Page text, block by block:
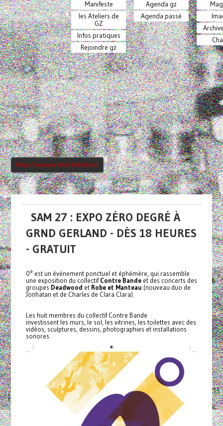
Manifeste
les Ateliers de
GZ
Infos pratiques
Rejoindre gz
Agenda gz
Agenda passé
Nous Soutenir Via HelloAsso
SAM 27 : EXPO ZÉRO DEGRÉ À
GRND GERLAND - DÈS 18 HEURES
- GRATUIT
0° est un événement ponctuel et éphémère, qui rassemble
une exposition du collectifContre Bandeet des concerts des
groupes Deadwood et Robe et Manteau (nouveau duo de
Jonhatan et de Charles de Clara Clara).
Les huit membres du collectif Contre Bande
investissent les murs, le sol, les vitrines, les toilettes avec des
vidéos, sculptures, dessins, photographies et installations
sonores.